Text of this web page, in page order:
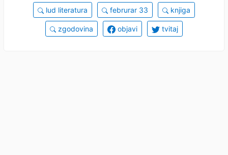
lud literatura februrar 33 knjiga
zgodovina objavi tvitaj